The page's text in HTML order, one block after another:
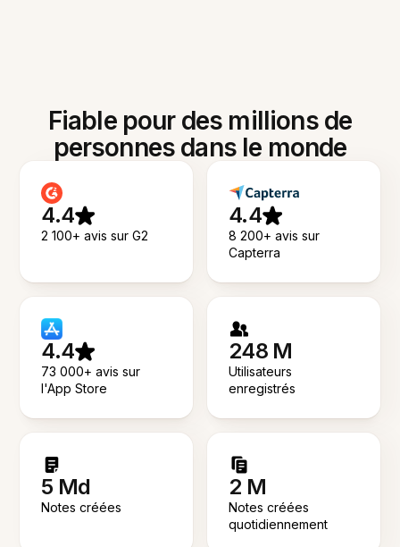
Fiable pour des millions de
personnes dans le monde
4.4
2 100+ avis sur G2
4.4
8 200+ avis sur
Capterra
4.4
73 000+ avis sur
l'App Store
248 M
Utilisateurs
enregistrés
5 Md
Notes créées
2 M
Notes créées
quotidiennement